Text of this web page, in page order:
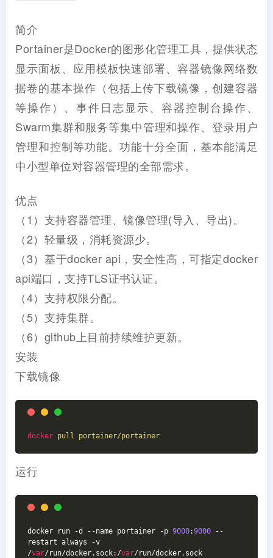
简介
Portainer是Docker的图形化管理工具，提供状态
显示面板、应用模板快速部署、容器镜像网络数
据卷的基本操作（包括上传下载镜像，创建容器
等操作）、事件日志显示、容器控制台操作、
Swarm集群和服务等集中管理和操作、登录用户
管理和控制等功能。功能十分全面，基本能满足
中小型单位对容器管理的全部需求。
优点
（1）支持容器管理、镜像管理(导入、导出)。
（2）轻量级，消耗资源少。
（3）基于docker api，安全性高，可指定docker
api端口，支持TLS证书认证。
（4）支持权限分配。
（5）支持集群。
（6）github上目前持续维护更新。
安装
下载镜像
docker pull portainer/portainer
运行
docker run -d --name portainer -p 9000:9000 --
restart always -v
/var/run/docker.sock:/var/run/docker.sock